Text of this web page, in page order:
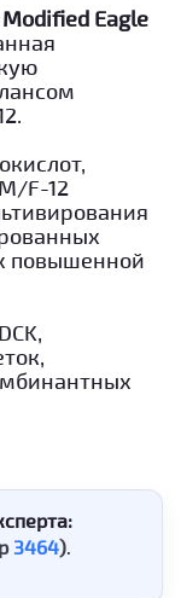
Eagle
F-12
повышенной
3464).